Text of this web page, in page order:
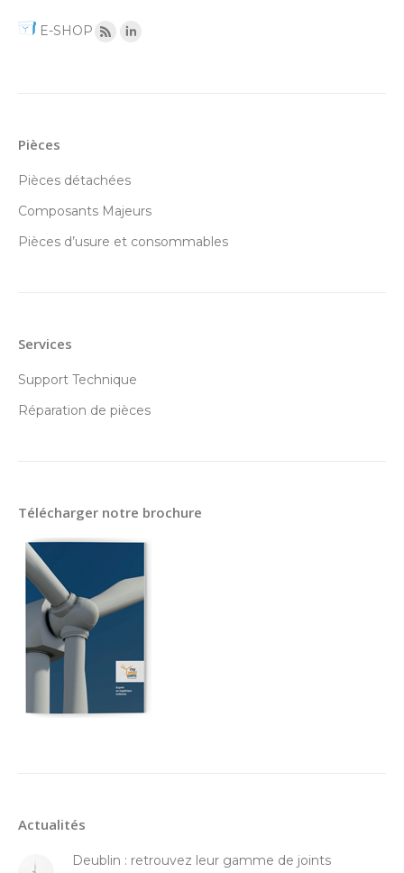
E-SHOP
Pièces
Pièces détachées
Composants Majeurs
Pièces d’usure et consommables
Services
Support Technique
Réparation de pièces
Télécharger notre brochure
Actualités
Deublin : retrouvez leur gamme de joints